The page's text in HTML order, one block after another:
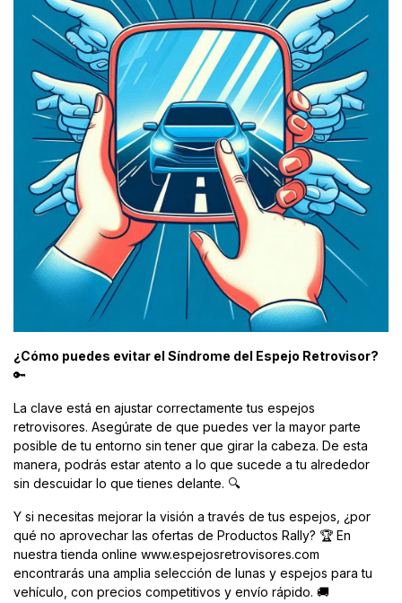
¿Cómo puedes evitar el Síndrome del Espejo Retrovisor?
🔑
La clave está en ajustar correctamente tus espejos
retrovisores. Asegúrate de que puedes ver la mayor parte
posible de tu entorno sin tener que girar la cabeza. De esta
manera, podrás estar atento a lo que sucede a tu alrededor
sin descuidar lo que tienes delante. 🔍
Y si necesitas mejorar la visión a través de tus espejos, ¿por
qué no aprovechar las ofertas de Productos Rally? 🏆 En
nuestra tienda online www.espejosretrovisores.com
encontrarás una amplia selección de lunas y espejos para tu
vehículo, con precios competitivos y envío rápido. 🚚